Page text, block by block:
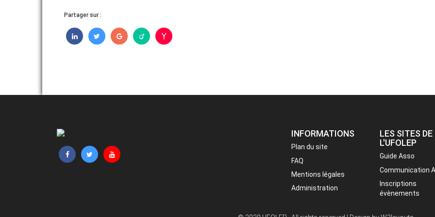
Partager sur :
INFORMATIONS
Plan du site
FAQ
Mentions légales
Administration
LES SITES DE
L'UFOLEP
Guide Asso
Communication
Inscriptions
évènements